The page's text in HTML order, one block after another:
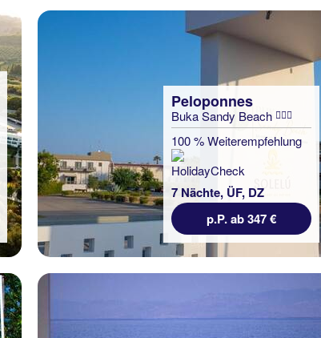
Peloponnes
Buka Sandy Beach
100 % Weiterempfehlung
7 Nächte, ÜF, DZ
p.P. ab 347 €